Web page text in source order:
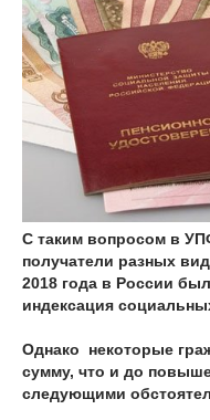
С таким вопросом в
получатели разных
2018 года в России
индексация
Однако некоторые
сумму, что и до
следующими